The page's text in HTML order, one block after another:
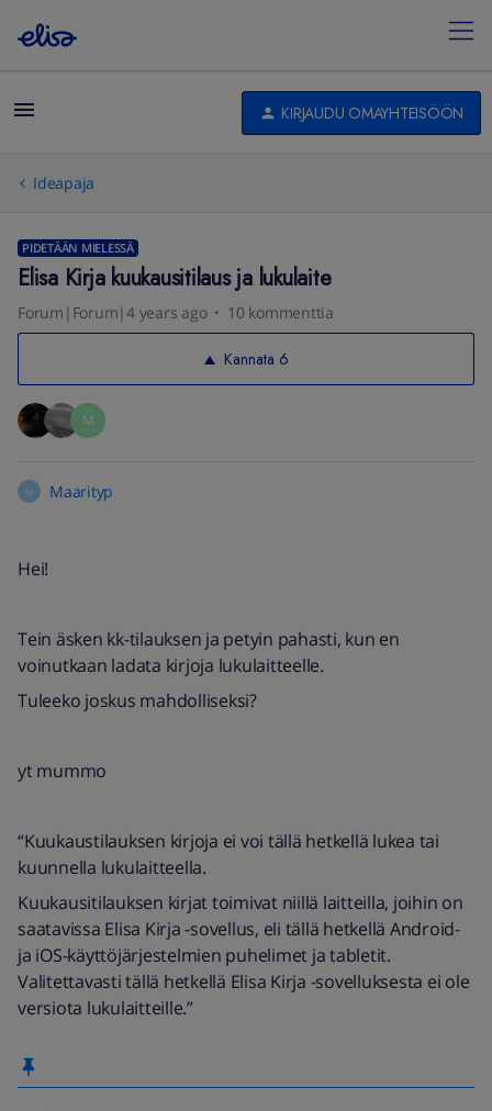
KIRJAUDU OMAYHTEISÖÖN
Ideapaja
PIDETÄÄN MIELESSÄ
Elisa Kirja kuukausitilaus ja lukulaite
Forum|Forum|4 years ago 10 kommenttia
Kannata 6
M
M Maarityp
Hei!
Tein äsken kk-tilauksen ja petyin pahasti, kun en
voinutkaan ladata kirjoja lukulaitteelle.
Tuleeko joskus mahdolliseksi?
yt mummo
“Kuukaustilauksen kirjoja ei voi tällä hetkellä lukea tai
kuunnella lukulaitteella.
Kuukausitilauksen kirjat toimivat niillä laitteilla, joihin on
saatavissa Elisa Kirja -sovellus, eli tällä hetkellä Android-
ja iOS-käyttöjärjestelmien puhelimet ja tabletit.
Valitettavasti tällä hetkellä Elisa Kirja -sovelluksesta ei ole
versiota lukulaitteille.”